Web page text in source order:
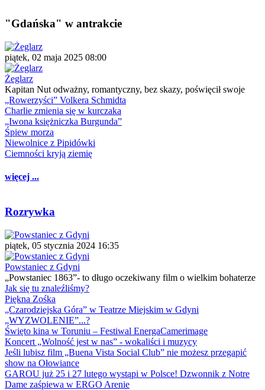
"Gdańska" w antrakcie
piątek, 02 maja 2025 08:00
Żeglarz
Kapitan Nut odważny, romantyczny, bez skazy, poświęcił swoje
„Rowerzyści” Volkera Schmidta
Charlie zmienia się w kurczaka
„Iwona księżniczka Burgunda”
Śpiew morza
Niewolnice z Pipidówki
Ciemności kryją ziemię
więcej ...
Rozrywka
piątek, 05 stycznia 2024 16:35
Powstaniec z Gdyni
„Powstaniec 1863”- to długo oczekiwany film o wielkim bohaterze
Jak się tu znaleźliśmy?
Piękna Zośka
„Czarodziejska Góra” w Teatrze Miejskim w Gdyni
„WYZWOLENIE”...?
Święto kina w Toruniu – Festiwal EnergaCamerimage
Koncert „Wolność jest w nas” - wokaliści i muzycy
Jeśli lubisz film „Buena Vista Social Club” nie możesz przegapić
show na Ołowiance
GAROU już 25 i 27 lutego wystąpi w Polsce! Dzwonnik z Notre
Dame zaśpiewa w ERGO Arenie